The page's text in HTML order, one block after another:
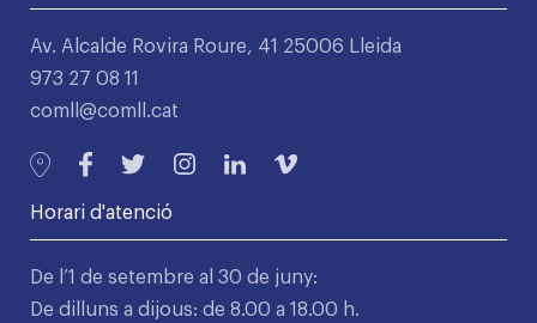
Av. Alcalde Rovira Roure, 41 25006 Lleida
973 27 08 11
comll@comll.cat
Horari d'atenció
De l’1 de setembre al 30 de juny:
De dilluns a dijous: de 8.00 a 18.00 h.